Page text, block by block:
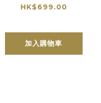
菲酒莊三牌酒
HK$699.00
加入購物車